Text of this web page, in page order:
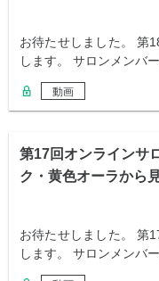
お待たせしました。 第
します。 サロンメンバ
動画
第17回オンラインサ
ク・黄色オーラから
お待たせしました。 第
します。 サロンメンバ